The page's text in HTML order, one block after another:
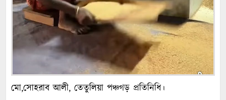
মো,সোহরাব আলী, তেতুলিয়া পঞ্চগড় প্রতিনিধি।